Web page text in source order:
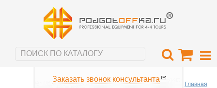
Заказать звонок консультанта
Главная